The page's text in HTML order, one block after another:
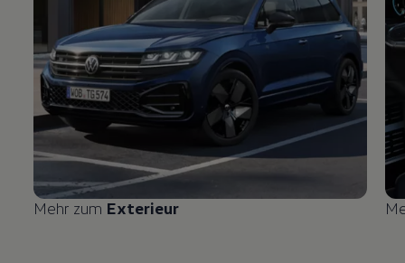
Mehr zum Exterieur